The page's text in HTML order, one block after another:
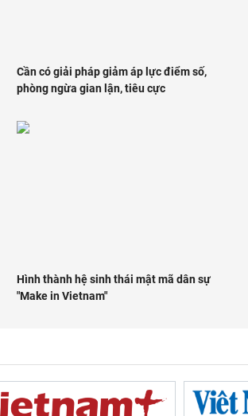
Cần có giải pháp giảm áp lực điểm số,
phòng ngừa gian lận, tiêu cực
Hình thành hệ sinh thái mật mã dân sự
"Make in Vietnam"